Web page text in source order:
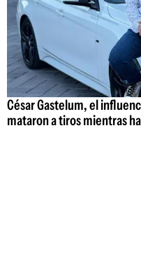
César Gastelum, el
mataron a tiros mientras